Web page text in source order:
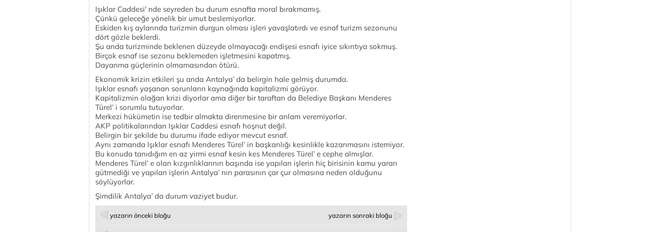
Işıklar Caddesi' nde seyreden bu durum esnafta moral bırakmamış.
Çünkü geleceğe yönelik bir umut beslemiyorlar.
Eskiden kış aylarında turizmin durgun olması işleri yavaşlatırdı ve esnaf turizm sezonunu
dört gözle beklerdi.
Şu anda turizminde beklenen düzeyde olmayacağı endişesi esnafı iyice sıkıntıya sokmuş.
Birçok esnaf ise sezonu beklemeden işletmesini kapatmış.
Dayanma güçlerinin olmamasından ötürü.
Ekonomik krizin etkileri şu anda Antalya’ da belirgin hale gelmiş durumda.
Işıklar esnafı yaşanan sorunların kaynağında kapitalizmi görüyor.
Kapitalizmin olağan krizi diyorlar ama diğer bir taraftan da Belediye Başkanı Menderes
Türel’ i sorumlu tutuyorlar.
Merkezi hükümetin ise tedbir almakta direnmesine bir anlam veremiyorlar.
AKP politikalarından Işıklar Caddesi esnafı hoşnut değil.
Belirgin bir şekilde bu durumu ifade ediyor mevcut esnaf.
Aynı zamanda Işıklar esnafı Menderes Türel’ in başkanlığı kesinlikle kazanmasını istemiyor.
Bu konuda tanıdığım en az yirmi esnaf kesin kes Menderes Türel’ e cephe almışlar.
Menderes Türel’ e olan kızgınlıklarının başında ise yapılan işlerin hiç birisinin kamu yararı
gütmediği ve yapılan işlerin Antalya’ nın parasının çar çur olmasına neden olduğunu
söylüyorlar.
Şimdilik Antalya’ da durum vaziyet budur.
yazarın önceki bloğu yazarın sonraki bloğu